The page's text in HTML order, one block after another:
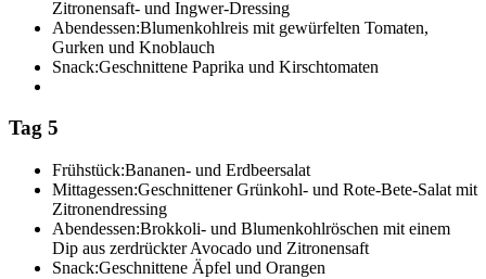
Zitronensaft- und Ingwer-Dressing
Abendessen:Blumenkohlreis mit gewürfelten Tomaten,
Gurken und Knoblauch
Snack:Geschnittene Paprika und Kirschtomaten
Tag 5
Frühstück:Bananen- und Erdbeersalat
Mittagessen:Geschnittener Grünkohl- und Rote-Bete-Salat mit
Zitronendressing
Abendessen:Brokkoli- und Blumenkohlröschen mit einem
Dip aus zerdrückter Avocado und Zitronensaft
Snack:Geschnittene Äpfel und Orangen